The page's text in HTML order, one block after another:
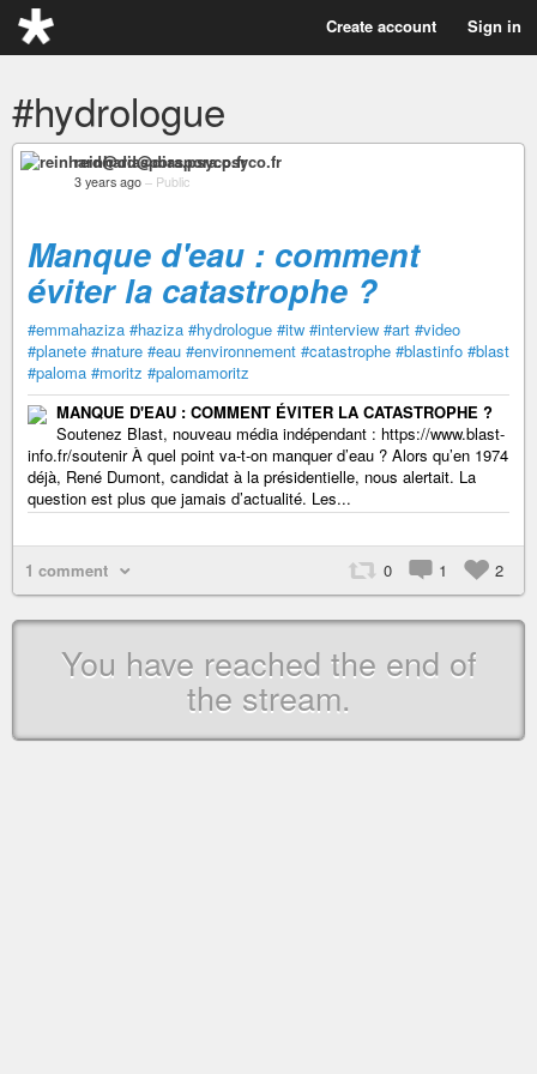
Create account Sign in
#hydrologue
reinhard@diaspora.psyco.fr
3 years ago – Public
Manque d'eau : comment
éviter la catastrophe ?
#emmahaziza #haziza #hydrologue #itw #interview #art #video
#planete #nature #eau #environnement #catastrophe #blastinfo #blast
#paloma #moritz #palomamoritz
MANQUE D'EAU : COMMENT ÉVITER LA CATASTROPHE ?
Soutenez Blast, nouveau média indépendant : https://www.blast-
info.fr/soutenir À quel point va-t-on manquer d’eau ? Alors qu’en 1974
déjà, René Dumont, candidat à la présidentielle, nous alertait. La
question est plus que jamais d’actualité. Les...
1 comment 0 1 2
You have reached the end of
the stream.